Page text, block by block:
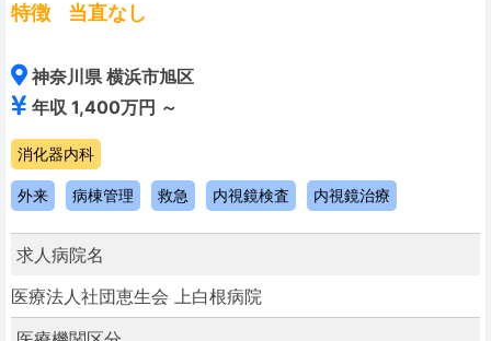
特徴 当直なし
神奈川県 横浜市旭区
年収 1,400万円 ～
消化器内科
外来 病棟管理 救急 内視鏡検査 内視鏡治療
求人病院名
医療法人社団恵生会 上白根病院